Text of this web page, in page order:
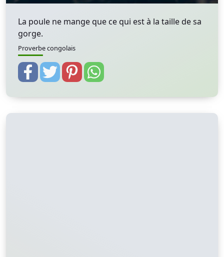
La poule ne mange que ce qui est à la taille de sa
gorge.
Proverbe congolais